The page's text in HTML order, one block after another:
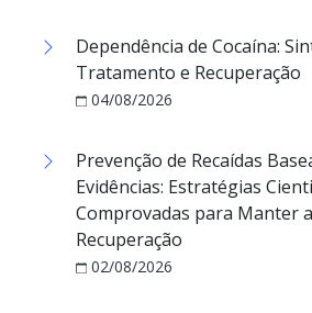
Dependência de Cocaína:
Tratamento e Recuperação
04/08/2026
Prevenção de Recaídas
Evidências: Estratégias
Comprovadas para Manter a
Recuperação
02/08/2026